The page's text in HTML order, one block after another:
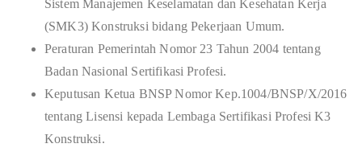
Sistem Manajemen Keselamatan dan Kesehatan Kerja
(SMK3) Konstruksi bidang Pekerjaan Umum.
Peraturan Pemerintah Nomor 23 Tahun 2004 tentang
Badan Nasional Sertifikasi Profesi.
Keputusan Ketua BNSP Nomor Kep.1004/BNSP/X/2016
tentang Lisensi kepada Lembaga Sertifikasi Profesi K3
Konstruksi.